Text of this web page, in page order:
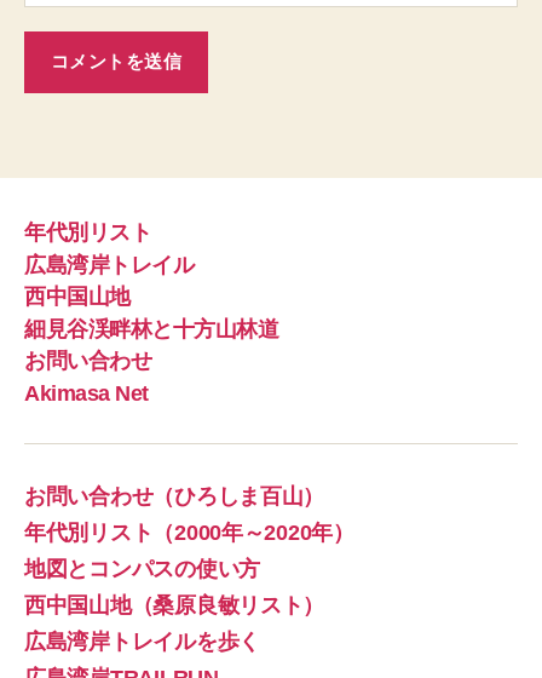
年代別リスト
広島湾岸トレイル
西中国山地
細見谷渓畔林と十方山林道
お問い合わせ
Akimasa Net
お問い合わせ（ひろしま百山）
年代別リスト（2000年～2020年）
地図とコンパスの使い方
西中国山地（桑原良敏リスト）
広島湾岸トレイルを歩く